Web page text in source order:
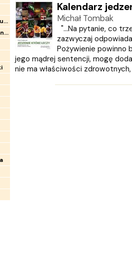
Pomoce dydaktyczne dla nauczycieli
Pomoce edukacyjne dla uczniów
Kalendarz
Michał Tombak
"...Na pytanie, co
zazwyczaj
Pożywienie powinno
jego mądrej sentencji, mogę
nie ma właściwości